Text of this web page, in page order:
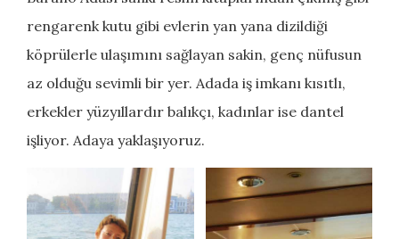
rengarenk kutu gibi evlerin yan yana dizildiği
köprülerle ulaşımını sağlayan sakin, genç nüfusun
az olduğu sevimli bir yer. Adada iş imkanı kısıtlı,
erkekler yüzyıllardır balıkçı, kadınlar ise dantel
işliyor. Adaya yaklaşıyoruz.